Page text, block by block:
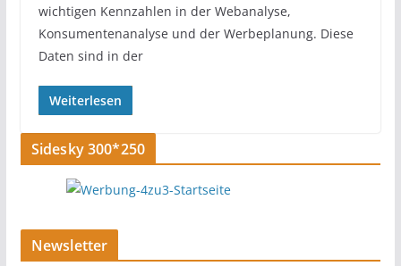
wichtigen Kennzahlen in der Webanalyse,
Konsumentenanalyse und der Werbeplanung. Diese
Daten sind in der
Weiterlesen
Sidesky 300*250
Newsletter